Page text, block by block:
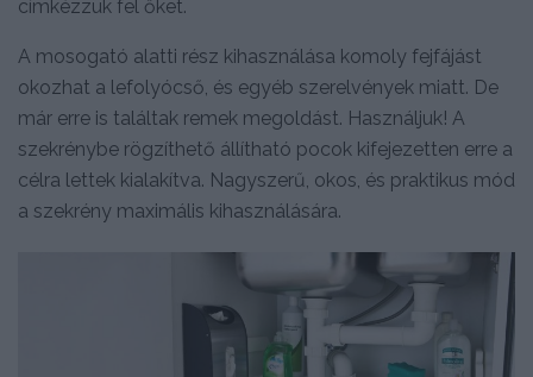
címkézzük fel őket.
A mosogató alatti rész kihasználása komoly fejfájást
okozhat a lefolyócső, és egyéb szerelvények miatt. De
már erre is találtak remek megoldást. Használjuk! A
szekrénybe rögzíthető állítható pocok kifejezetten erre a
célra lettek kialakítva. Nagyszerű, okos, és praktikus mód
a szekrény maximális kihasználására.